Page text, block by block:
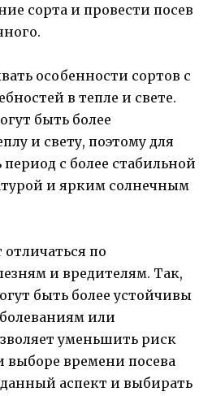
сорта и провести посев
особенности сортов с
в тепле и свете.
быть более
и свету, поэтому для
с более стабильной
и ярким солнечным
отличаться по
и вредителям. Так,
быть более устойчивы
или
уменьшить риск
выборе времени посева
данный аспект и выбирать